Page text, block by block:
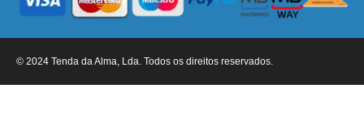
© 2024 Tenda da Alma, Lda. Todos os direitos reservados.